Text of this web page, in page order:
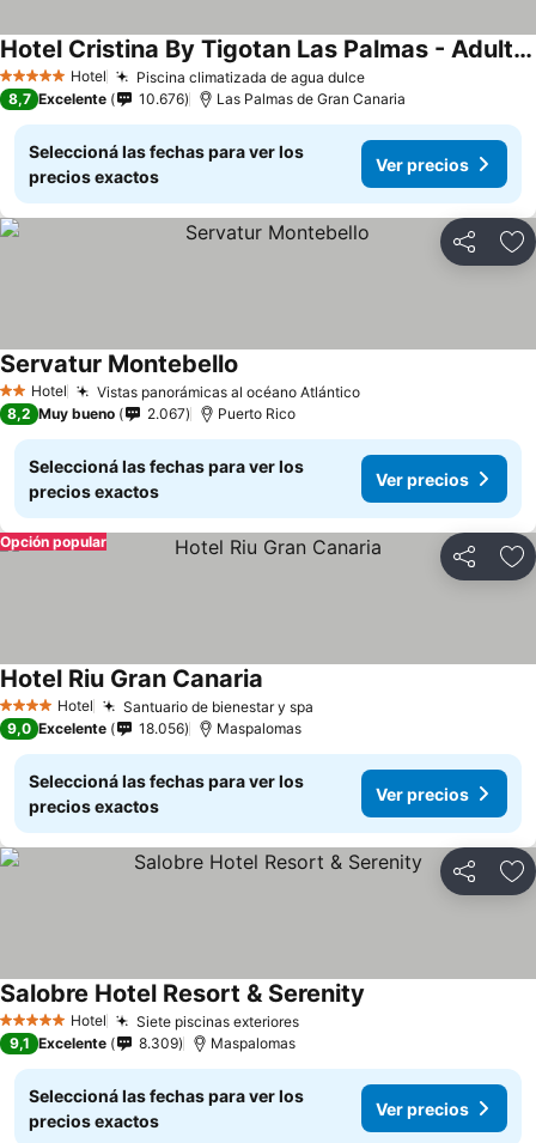
5 Estrellas Hotel Piscina climatizada de agua dulceVer precios
Hotel Cristina By Tigotan Las Palmas - Adults Only +16
Ver precios
8,7 Excelente 10.676 Las Palmas de Gran Canaria
Seleccioná las fechas para ver los
precios exactos
Ver precios
Compartir
2 Estrellas
Hotel Vistas panorámicas al océano AtlánticoVer precios
Servatur Montebello
8,2 Muy bueno 2.067 Puerto Rico
Seleccioná las fechas para ver los
precios exactos
Ver precios
Compartir
Opción popular
4 EstrellasHotel Santuario de bienestar y spa
Hotel Riu Gran Canaria
9,0 Excelente 18.056 Maspalomas
Seleccioná las fechas para ver los
precios exactos
Ver precios
Compartir
5 Estrellas Hotel Siete piscinas exterioresVer precios
Salobre Hotel Resort & Serenity
9,1 Excelente 8.309 Maspalomas
Seleccioná las fechas para ver los
precios exactos
Ver precios